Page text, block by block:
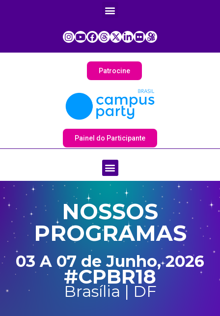
Patrocine
Painel do Participante
NOSSOS
PROGRAMAS
03 A 07 de Junho, 2026
#CPBR18
Brasília | DF